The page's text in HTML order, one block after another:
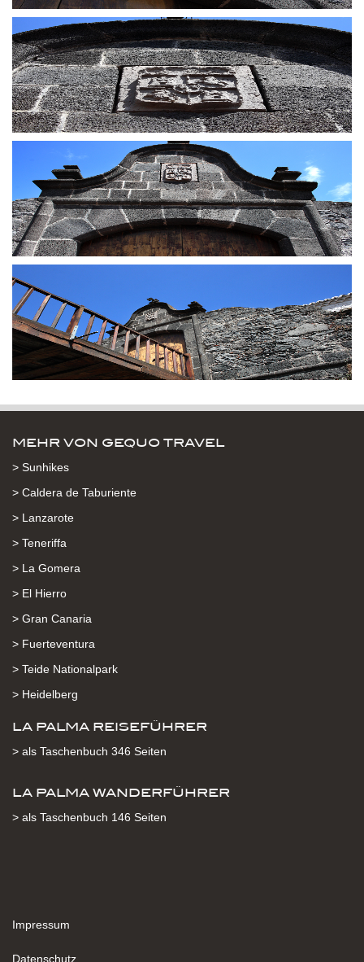
MEHR VON GEQUO TRAVEL
> Sunhikes
> Caldera de Taburiente
> Lanzarote
> Teneriffa
> La Gomera
> El Hierro
> Gran Canaria
> Fuerteventura
> Teide Nationalpark
> Heidelberg
LA PALMA REISEFÜHRER
> als Taschenbuch 346 Seiten
LA PALMA WANDERFÜHRER
> als Taschenbuch 146 Seiten
Impressum
Datenschutz